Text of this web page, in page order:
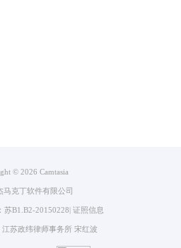
为素材自动导入camtasiastudio的时间
音乐等效果的添加，以及对一些不必要
© 2026 Camtasia
马克丁软件有限公司
苏B1.B2-20150228 证照信息
苏政纬律师事务所 宋红波